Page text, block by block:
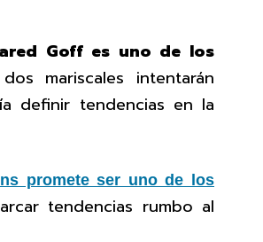
Goff es uno de los
mariscales intentarán
definir tendencias en la
promete ser uno de los
tendencias rumbo al